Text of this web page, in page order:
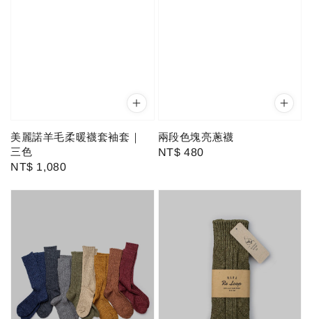
美麗諾羊毛柔暖襪套袖套｜
三色
Regular
NT$ 1,080
兩段色塊亮蔥襪
Regular
NT$ 480